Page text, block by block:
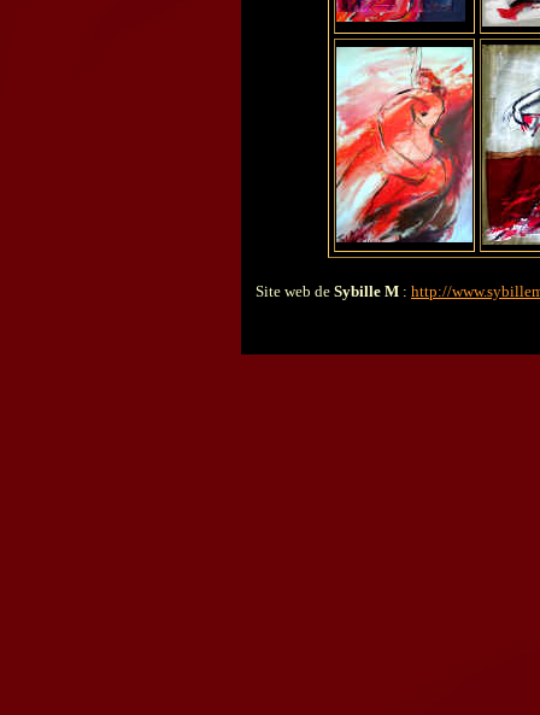
Site web de Sybille M : http://